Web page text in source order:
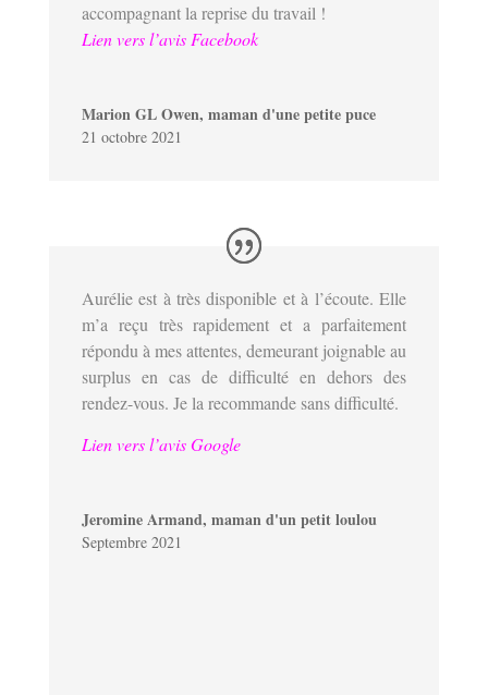
accompagnant la reprise du travail !
Lien vers l’avis Facebook
Marion GL Owen, maman d'une petite puce
21 octobre 2021
Aurélie est à très disponible et à l’écoute. Elle
m’a reçu très rapidement et a parfaitement
répondu à mes attentes, demeurant joignable au
surplus en cas de difficulté en dehors des
rendez-vous. Je la recommande sans difficulté.
Lien vers l’avis Google
Jeromine Armand, maman d'un petit loulou
Septembre 2021